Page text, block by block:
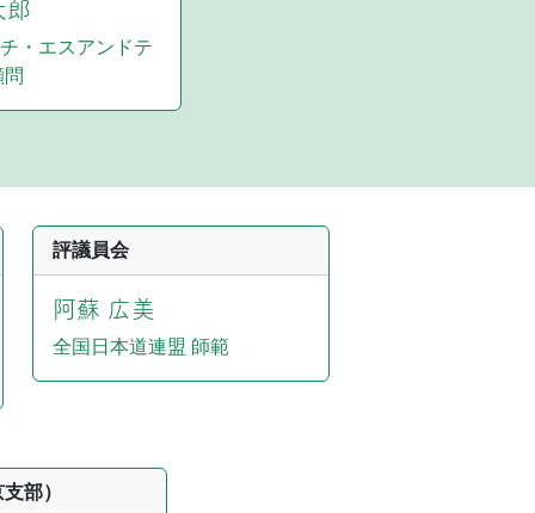
郎
・エスアンドテ
評議員会
阿蘇 広美
全国日本道連盟 師範
部）